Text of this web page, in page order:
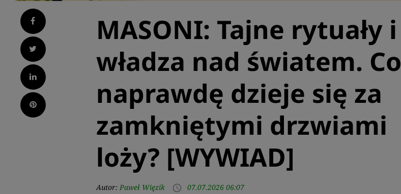
Facebook
Twitter
LinkedIn
Pinterest
MASONI: Tajne rytuały i
władza nad światem. Co
naprawdę dzieje się za
zamkniętymi drzwiami
loży? [WYWIAD]
Autor: Paweł Więzik access_time 07.07.2026 06:07